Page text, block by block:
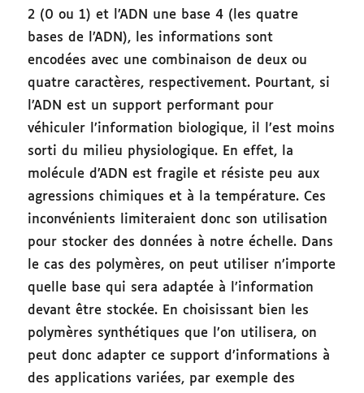
2 (0 ou 1) et l’ADN une base 4 (les quatre
bases de l’ADN), les informations sont
encodées avec une combinaison de deux ou
quatre caractères, respectivement. Pourtant, si
l’ADN est un support performant pour
véhiculer l’information biologique, il l’est moins
sorti du milieu physiologique. En effet, la
molécule d’ADN est fragile et résiste peu aux
agressions chimiques et à la température. Ces
inconvénients limiteraient donc son utilisation
pour stocker des données à notre échelle. Dans
le cas des polymères, on peut utiliser n’importe
quelle base qui sera adaptée à l’information
devant être stockée. En choisissant bien les
polymères synthétiques que l’on utilisera, on
peut donc adapter ce support d’informations à
des applications variées, par exemple des